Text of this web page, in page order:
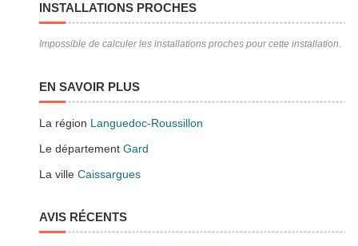
INSTALLATIONS PROCHES
Impossible de calculer les installations proches pour cette installation.
EN SAVOIR PLUS
La région Languedoc-Roussillon
Le départementGard
La villeCaissargues
AVIS RÉCENTS